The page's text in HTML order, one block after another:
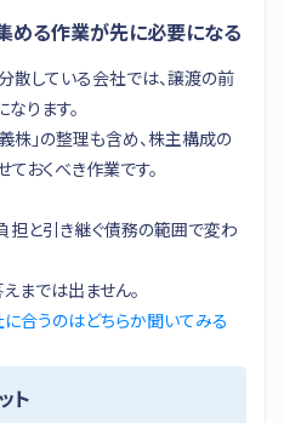
める作業が先に必要になる
散している会社では、譲渡の前
ります。
株」の整理も含め、株主構成の
おくべき作業です。
担と引き継ぐ債務の範囲で変わ
までは出ません。
合うのはどちらか聞いてみる
ト